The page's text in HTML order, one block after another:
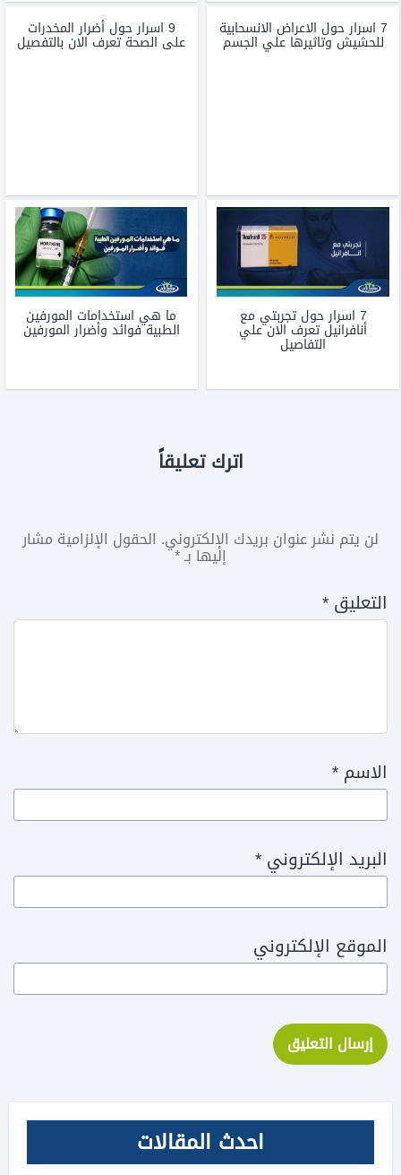
7 اسرار حول الاعراض الانسحابية
للحشيش وتاثيرها علي الجسم
9 اسرار حول أضرار المخدرات
على الصحة تعرف الان بالتفصيل
7 اسرار حول تجربتي مع
أنافرانيل تعرف الان علي
التفاصيل
ما هي استخدامات المورفين
الطبية فوائد وأضرار المورفين
اترك تعليقاً
لن يتم نشر عنوان بريدك الإلكتروني. الحقول الإلزامية مشار
إليها بـ*
التعليق*
الاسم*
البريد الإلكتروني*
الموقع الإلكتروني
احدث المقالات